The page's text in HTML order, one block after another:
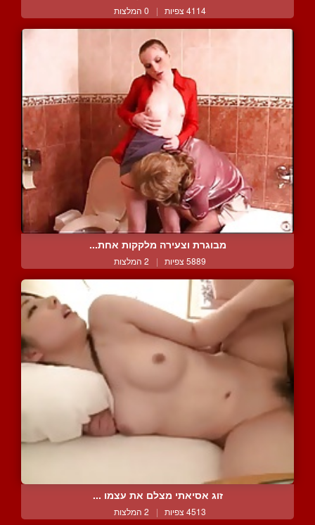
4114 צפיות | 0 המלצות
מבוגרת וצעירה מלקקות אחת...
5889 צפיות | 2 המלצות
זוג אסיאתי מצלם את עצמו ...
4513 צפיות | 2 המלצות